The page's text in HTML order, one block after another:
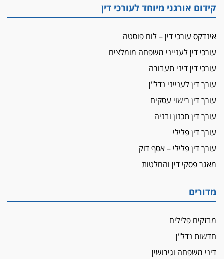
על המידתיות
ביה"ד המשמעתי ביטל השעיה לצמיתות של
אשם
עו"ד הלל בבייב הורשע בהונאת עשרות לקוחות,
ההסדר: 7-9 שנות מאסר
דין ומקרקעין
עורך דין ברמת השרון נחקר בחשד למרמה בעסקת
"אני מכינה 5-6 ג'וינטים ביום"
תובעת משטרתית פוטרה בחשד לעישון סמים
שנחשף בפעילות בלשים בטלגרם
לא בכל יום
הכנסת אישרה
איבה
איתות מירושלים
יו"ר המחוז צ'צ'קס מכנס ישיבה להדחת
קידום אורגני מיוחד לעורכי דין
אינדקס עורכי דין – לוח פוסטה
עורכי דין לענייני משפחה מומלצים
עורכי דין דיני תעבורה
עורך דין לענייני נדל"ן
עורך דין רישוי עסקים
עורך דין תכנון ובניה
עורך דין פלילי
עורך דין פלילי – אסף דוק
מאגר פסקי דין והחלטות
מדורים
מבזקים פלילים
חדשות נדל"ן
דיני משפחה וגירושין